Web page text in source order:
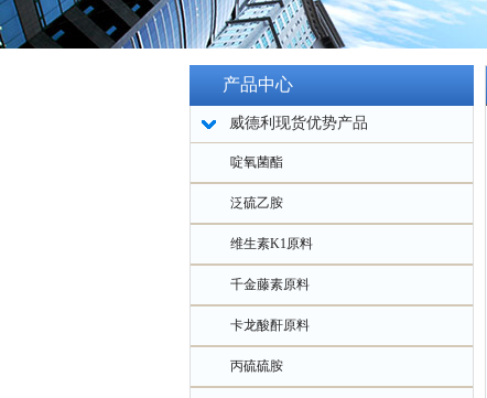
产品中心
威德利现货优势产品
啶氧菌酯
泛硫乙胺
维生素K1原料
千金藤素原料
卡龙酸酐原料
丙硫硫胺